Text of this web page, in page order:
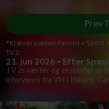
21. jun 2026 • Efter
TV 2s værter og eksperter er
interviews fra VM i Mexico,
Prøv
*Kræver pakken Favorit +
TV 2.